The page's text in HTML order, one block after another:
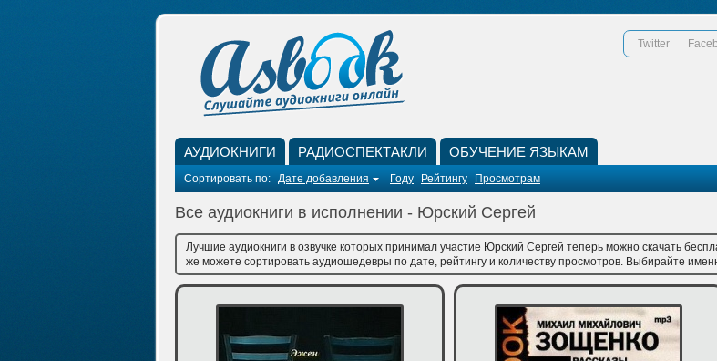
Twitter
АУДИОКНИГИ РАДИОСПЕКТАКЛИ ОБУЧЕНИЕ ЯЗЫКАМ
Сортировать по: Дате добавления Году Рейтингу Просмотрам
Все аудиокниги в исполнении - Юрский Сергей
Лучшие аудиокниги в озвучке которых принимал участие Юрский Сергей теперь можно скачать
же можете сортировать аудиошедевры по дате, рейтингу и количеству просмотров. Выбирайте